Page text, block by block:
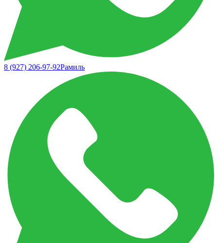
8 (927) 206-97-92Рамиль